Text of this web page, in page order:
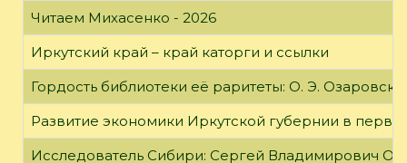
Читаем Михасенко - 2026
Иркутский край – край каторги и ссылки
Гордость библиотеки её раритеты: О. Э.
Развитие экономики Иркутской губернии в
Исследователь Сибири: Сергей Владимирович